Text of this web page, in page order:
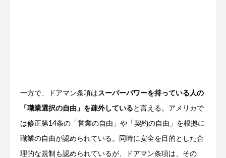
一方で、ドアマン条項はスーパーパワーを持っている人の
「職業選択の自由」を疎外している と言える。アメリカで
は修正第14条の「営業の自由」や「契約の自由」を根拠に
職業の自由が認められている。同時に安全を目的とした合
理的な規制も認められているが、ドアマン条項は、その